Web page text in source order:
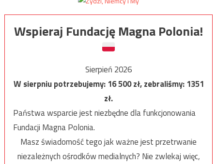
Wspieraj Fundację Magna Polonia!
Sierpień 2026
W sierpniu potrzebujemy:16 500zł, zebraliśmy:1351
zł.
Państwa wsparcie jest niezbędne dla funkcjonowania
Fundacji Magna Polonia.
Masz świadomość tego jak ważne jest przetrwanie
niezależnych ośrodków medialnych? Nie zwlekaj więc,